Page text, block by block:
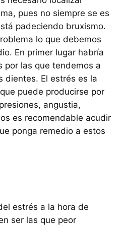
pues no siempre se es
padeciendo bruxismo.
lo que debemos
En primer lugar habría
por las que tendemos a
dientes. El estrés es la
puede producirse por
angustia,
es recomendable acudir
ponga remedio a estos
estrés a la hora de
ser las que peor